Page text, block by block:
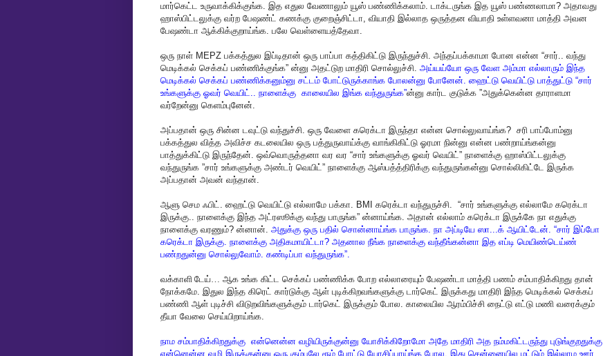
மார்கெட்ட உருவாக்கிக்குங்க. இத எதுல வேணாலும் யூஸ் பண்ணிக்கலாம். டாக்டருங்க இத யூஸ் பண்ணலாமா? அதாவது
ஹாஸ்பிட்டலுக்கு வர்ற பேஷண்ட் கணக்கு குறைஞ்சிட்டா, வியாதி இல்லாத ஒருத்தன வியாதி உள்ளவனா மாத்தி அவன
பேஷண்டா ஆக்கிக்குறாய்ங்க. பலே வெள்ளையத்தேவா.
ஒரு நாள் MEPZ பக்கத்துல இப்டிதான் ஒரு பாப்பா கத்திகிட்டு இருந்துச்சி. அந்தப்பக்காமா போன என்ன “சார்.. வந்து
மெடிக்கல் செக்கப் பண்ணிக்குங்க” ன்னு அதட்டுற மாதிரி சொல்லுச்சி. அய்யய்யோ ஒரு வேள அம்மா எல்லாரும் இந்த
மெடிக்கல் செக்கப் பண்ணிக்கனும்னு சட்டம் போட்டுருக்காங்க போலன்னு போனேன். ஹைட்டு வெயிட்டு பாத்துட்டு “சார்
உங்களுக்கு ஓவர் வெயிட்.. நாளைக்கு காலையில இங்க வந்துருங்க”ன்னு கார்ட குடுக்க ”அதுக்கென்ன தாராளமா
வர்றேன்னு கெளம்புனேன்.
அப்பதான் ஒரு சின்ன டவுட்டு வந்துச்சி. ஒரு வேளை கரெக்டா இருந்தா என்ன சொல்லுவாய்ங்க? சரி பாப்போம்னு
பக்கத்துல வித்த அவிச்ச கடலையில ஒரு பத்துருவாய்க்கு வாங்கிகிட்டு ஓரமா நின்னு என்ன பண்றாய்ங்கன்னு
பாத்துக்கிட்டு இருந்தேன். ஒவ்வொருத்தனா வர வர “சார் உங்களுக்கு ஓவர் வெயிட்” நாளைக்கு ஹாஸ்பிட்டலுக்கு
வந்துருங்க ”சார் உங்களுக்கு அண்டர் வெயிட்” நாளைக்கு ஆஸ்பத்த்திரிக்கு வந்துருங்கன்னு சொல்லிகிட்டே இருக்க
அப்பதான் அவன் வந்தான்.
ஆளு செம ஃபிட். ஹைட்டு வெயிட்டு எல்லாமே பக்கா. BMI கரெக்டா வந்துருச்சி. “சார் உங்களுக்கு எல்லாமே கரெக்டா
இருக்கு.. நாளைக்கு இந்த அட்ரஸூக்கு வந்து பாருங்க” ன்னாய்ங்க. அதான் எல்லாம் கரெக்டா இருக்கே நா எதுக்கு
நாளைக்கு வரணும்? ன்னான். அதுக்கு ஒரு பதில் சொன்னாய்ங்க பாருங்க. நா அப்டியே ஸா...க் ஆயிட்டேன். “சார் இப்போ
கரெக்டா இருக்கு. நாளைக்கு அதிகமாயிட்டா? அதனால நீங்க நாளைக்கு வந்தீங்கன்னா இத எப்டி மெயிண்டெய்ண்
பண்றதுன்னு சொல்லுவோம். கண்டிப்பா வந்துருங்க”.
வக்காளி டேய்… ஆக உங்க கிட்ட செக்கப் பண்ணிக்க போற எல்லாரையும் பேஷண்டா மாத்தி பணம் சம்பாதிக்கிறது தான்
நோக்கமே. இதுல இந்த கிரெட் கார்டுக்கு ஆள் புடிக்கிறவங்களுக்கு டார்கெட் இருக்கது மாதிரி இந்த மெடிக்கல் செக்கப்
பண்ணி ஆள் புடிச்சி விடுறவிங்களுக்கும் டார்கெட் இருக்கும் போல. காலையில ஆரம்பிச்சி நைட்டு எட்டு மணி வரைக்கும்
தீயா வேலை செய்யிறாய்ங்க.
நாம சம்பாதிக்கிறதுக்கு என்னென்ன வழியிருக்குன்னு யோசிக்கிறோமோ அதே மாதிரி அத நம்மகிட்டருந்து புடுங்குறதுக்கு
என்னென்ன வழி இருக்குன்னு ஒரு கும்பலே ரூம் போட்டு யோசிப்பாய்ங்க போல. இது சென்னையில மட்டும் இல்லாம ஊர்